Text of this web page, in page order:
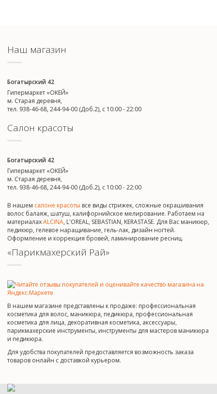
Наш магазин
Богатырский 42
Гипермаркет «ОКЕЙ»
м. Старая деревня,
тел. 938-46-68, 244-94-00 (Доб.2), c 10:00 - 22:00
Салон красоты
Богатырский 42
Гипермаркет «ОКЕЙ»
м. Старая деревня,
тел. 938-46-68, 244-94-00 (Доб.2), c 10:00 - 22:00
В нашем салоне красоты все виды стрижек, сложные окрашивания
волос балаяж, шатуш, калифорнийское мелирование. Работаем на
материалахALCINA, L'OREAL, SEBASTIAN, KERASTASE. Для Вас маникюр,
педикюр, гелевое наращивание, гель-лак, дизайн ногтей.
Оформление и коррекция бровей, ламинирование ресниц.
«Парикмахерский Рай»
В нашем магазине представлены к продаже: профессиональная
косметика для волос, маникюра, педикюра, профессиональная
косметика для лица, декоративная косметика, аксессуары,
парикмахерские инструменты, инструменты для мастеров маникюра
и педикюра.
Для удобства покупателей предоставляется возможность заказа
товаров онлайн с доставкой курьером.